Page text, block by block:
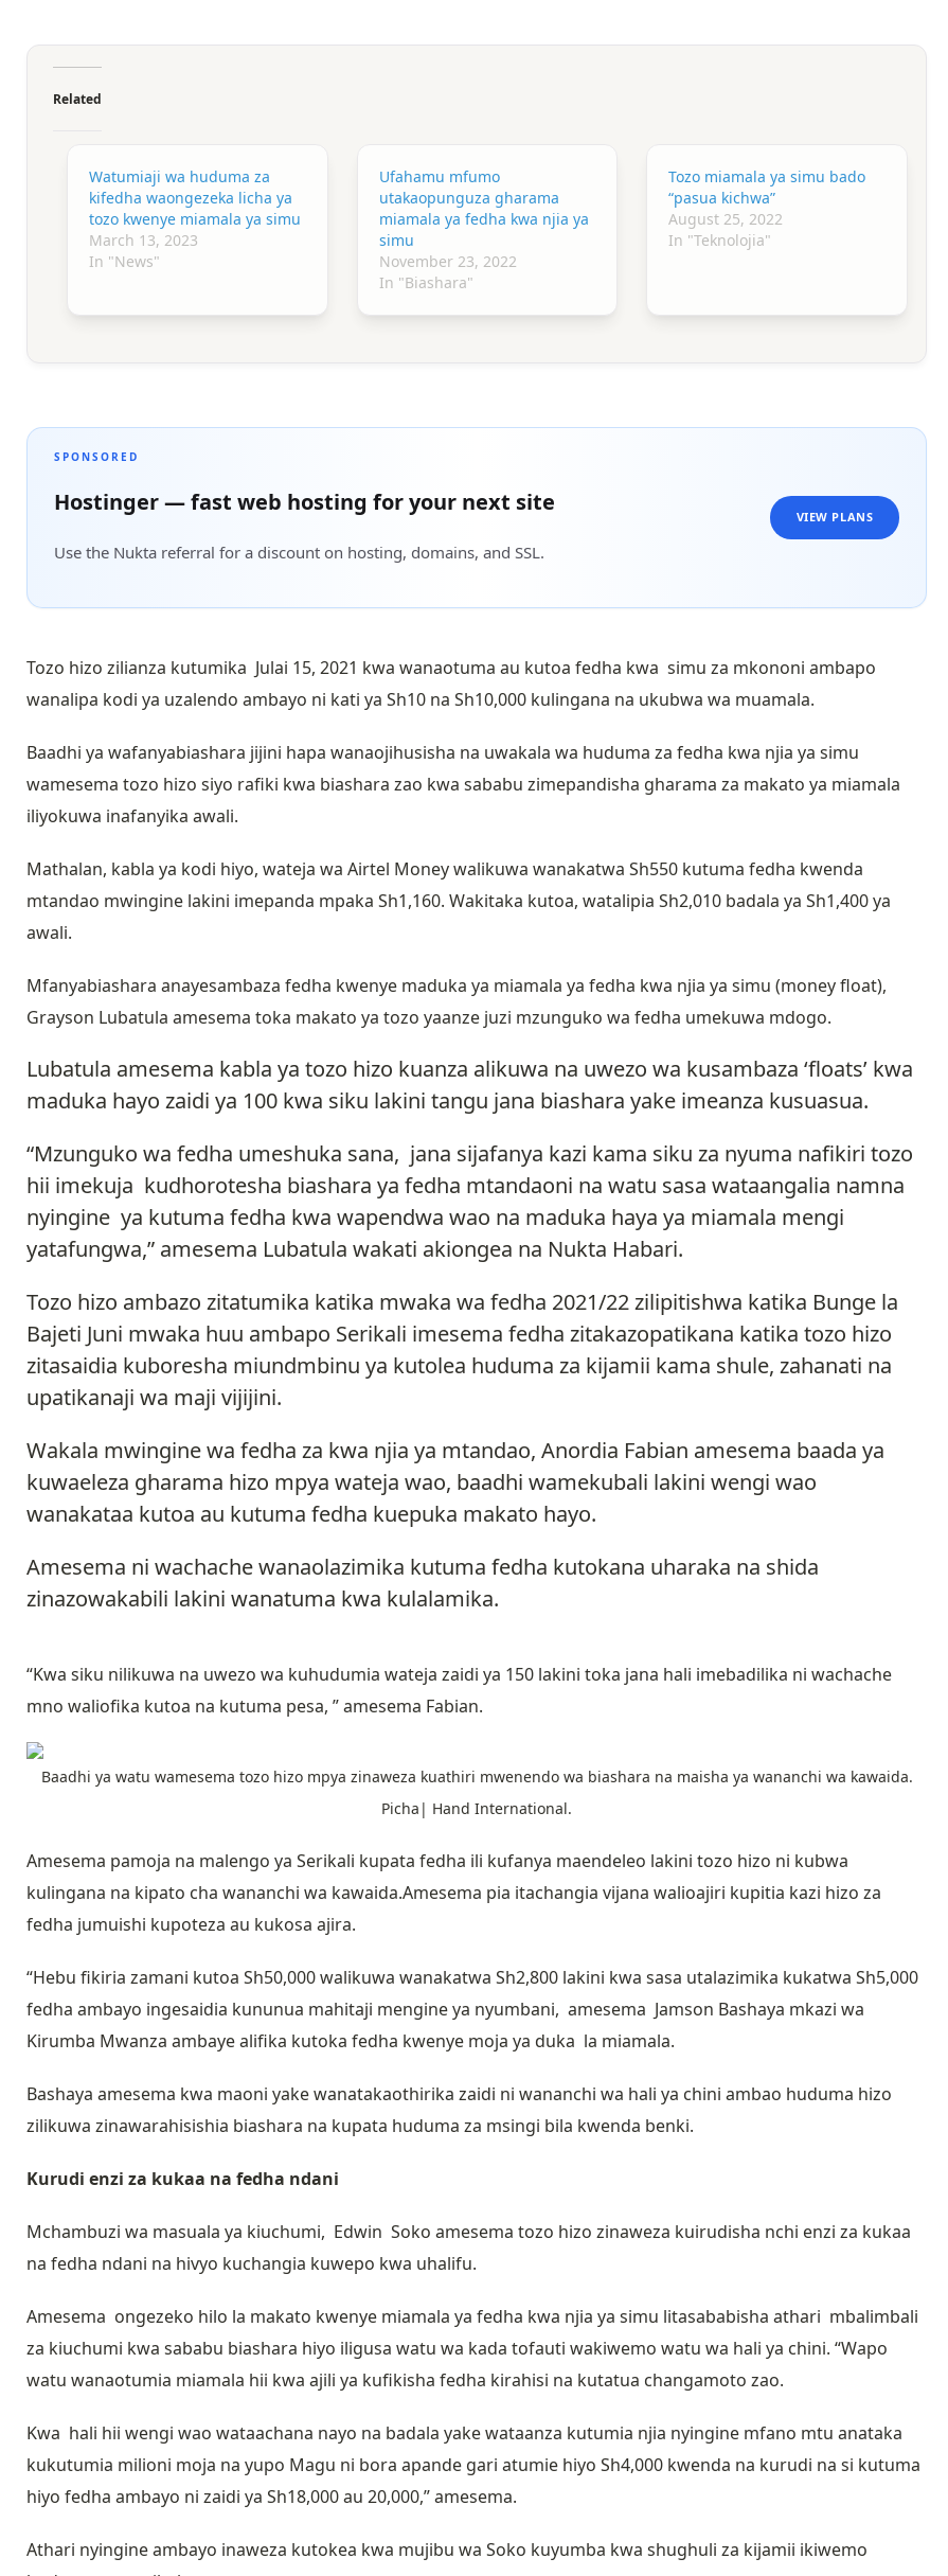
Related
Watumiaji wa huduma za
kifedha waongezeka licha ya
tozo kwenye miamala ya simu
March 13, 2023
In "News"
Ufahamu mfumo
utakaopunguza gharama
miamala ya fedha kwa njia ya
simu
November 23, 2022
In "Biashara"
Tozo miamala ya simu bado
“pasua kichwa”
August 25, 2022
In "Teknolojia"
SPONSORED
Hostinger — fast web hosting for your next site
Use the Nukta referral for a discount on hosting, domains, and SSL.
VIEW PLANS
Tozo hizo zilianza kutumika Julai 15, 2021 kwa wanaotuma au kutoa fedha kwa simu za mkononi ambapo
wanalipa kodi ya uzalendo ambayo ni kati ya Sh10 na Sh10,000 kulingana na ukubwa wa muamala.
Baadhi ya wafanyabiashara jijini hapa wanaojihusisha na uwakala wa huduma za fedha kwa njia ya simu
wamesema tozo hizo siyo rafiki kwa biashara zao kwa sababu zimepandisha gharama za makato ya miamala
iliyokuwa inafanyika awali.
Mathalan, kabla ya kodi hiyo, wateja wa Airtel Money walikuwa wanakatwa Sh550 kutuma fedha kwenda
mtandao mwingine lakini imepanda mpaka Sh1,160. Wakitaka kutoa, watalipia Sh2,010 badala ya Sh1,400 ya
awali.
Mfanyabiashara anayesambaza fedha kwenye maduka ya miamala ya fedha kwa njia ya simu (money float),
Grayson Lubatula amesema toka makato ya tozo yaanze juzi mzunguko wa fedha umekuwa mdogo.
Lubatula amesema kabla ya tozo hizo kuanza alikuwa na uwezo wa kusambaza ‘floats’ kwa
maduka hayo zaidi ya 100 kwa siku lakini tangu jana biashara yake imeanza kusuasua.
“Mzunguko wa fedha umeshuka sana, jana sijafanya kazi kama siku za nyuma nafikiri tozo
hii imekuja kudhorotesha biashara ya fedha mtandaoni na watu sasa wataangalia namna
nyingine ya kutuma fedha kwa wapendwa wao na maduka haya ya miamala mengi
yatafungwa,” amesema Lubatula wakati akiongea na Nukta Habari.
Tozo hizo ambazo zitatumika katika mwaka wa fedha 2021/22 zilipitishwa katika Bunge la
Bajeti Juni mwaka huu ambapo Serikali imesema fedha zitakazopatikana katika tozo hizo
zitasaidia kuboresha miundmbinu ya kutolea huduma za kijamii kama shule, zahanati na
upatikanaji wa maji vijijini.
Wakala mwingine wa fedha za kwa njia ya mtandao, Anordia Fabian amesema baada ya
kuwaeleza gharama hizo mpya wateja wao, baadhi wamekubali lakini wengi wao
wanakataa kutoa au kutuma fedha kuepuka makato hayo.
Amesema ni wachache wanaolazimika kutuma fedha kutokana uharaka na shida
zinazowakabili lakini wanatuma kwa kulalamika.
“Kwa siku nilikuwa na uwezo wa kuhudumia wateja zaidi ya 150 lakini toka jana hali imebadilika ni wachache
mno waliofika kutoa na kutuma pesa, ” amesema Fabian.
Baadhi ya watu wamesema tozo hizo mpya zinaweza kuathiri mwenendo wa biashara na maisha ya wananchi wa kawaida.
Picha| Hand International.
Amesema pamoja na malengo ya Serikali kupata fedha ili kufanya maendeleo lakini tozo hizo ni kubwa
kulingana na kipato cha wananchi wa kawaida.Amesema pia itachangia vijana walioajiri kupitia kazi hizo za
fedha jumuishi kupoteza au kukosa ajira.
“Hebu fikiria zamani kutoa Sh50,000 walikuwa wanakatwa Sh2,800 lakini kwa sasa utalazimika kukatwa Sh5,000
fedha ambayo ingesaidia kununua mahitaji mengine ya nyumbani, amesema Jamson Bashaya mkazi wa
Kirumba Mwanza ambaye alifika kutoka fedha kwenye moja ya duka la miamala.
Bashaya amesema kwa maoni yake wanatakaothirika zaidi ni wananchi wa hali ya chini ambao huduma hizo
zilikuwa zinawarahisishia biashara na kupata huduma za msingi bila kwenda benki.
Kurudi enzi za kukaa na fedha ndani
Mchambuzi wa masuala ya kiuchumi, Edwin Soko amesema tozo hizo zinaweza kuirudisha nchi enzi za kukaa
na fedha ndani na hivyo kuchangia kuwepo kwa uhalifu.
Amesema ongezeko hilo la makato kwenye miamala ya fedha kwa njia ya simu litasababisha athari mbalimbali
za kiuchumi kwa sababu biashara hiyo iligusa watu wa kada tofauti wakiwemo watu wa hali ya chini. “Wapo
watu wanaotumia miamala hii kwa ajili ya kufikisha fedha kirahisi na kutatua changamoto zao.
Kwa hali hii wengi wao wataachana nayo na badala yake wataanza kutumia njia nyingine mfano mtu anataka
kukutumia milioni moja na yupo Magu ni bora apande gari atumie hiyo Sh4,000 kwenda na kurudi na si kutuma
hiyo fedha ambayo ni zaidi ya Sh18,000 au 20,000,” amesema.
Athari nyingine ambayo inaweza kutokea kwa mujibu wa Soko kuyumba kwa shughuli za kijamii ikiwemo